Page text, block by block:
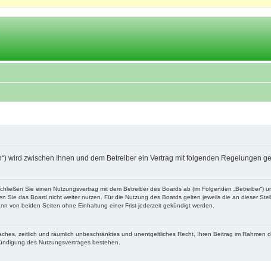
wird zwischen Ihnen und dem Betreiber ein Vertrag mit folgenden Regelungen
Sie einen Nutzungsvertrag mit dem Betreiber des Boards ab (im Folgenden
Sie das Board nicht weiter nutzen. Für die Nutzung des Boards gelten jeweils die an dieser
von beiden Seiten ohne Einhaltung einer Frist jederzeit gekündigt werden.
zeitlich und räumlich unbeschränktes und unentgeltliches Recht, Ihren Beitrag im Rahmen
des Nutzungsvertrages bestehen.